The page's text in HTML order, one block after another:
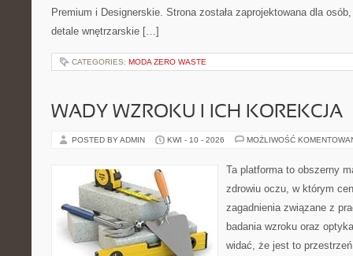
Premium i Designerskie. Strona została zaprojektowana dla
detale wnętrzarskie […]
CATEGORIES: MODA ZERO WASTE
WADY WZROKU I ICH KOREKCJA
POSTED BY ADMIN KWI - 10 - 2026 MOŻLIWOŚĆ
Ta platforma to obszerny
zdrowiu oczu, w którym
zagadnienia związane z
badania wzroku oraz
widać, że jest to